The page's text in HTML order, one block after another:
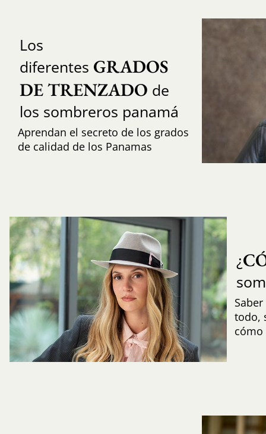
Los
diferentes GRADOS
DE TRENZADO de
los sombreros panamá
Aprendan el secreto de los grados
de calidad de los Panamas
¿
todo,
cómo